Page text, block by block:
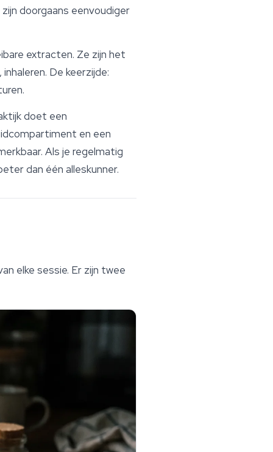
doorgaans eenvoudiger
extracten. Ze zijn het
De keerzijde:
doet een
en een
Als je regelmatig
dan één alleskunner.
elke sessie. Er zijn twee